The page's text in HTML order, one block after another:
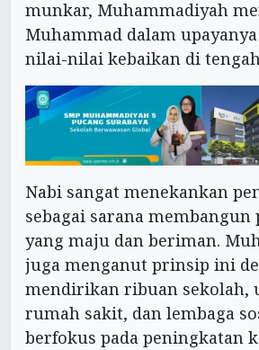
munkar, Muhammadiyah
Muhammad dalam
nilai-nilai kebaikan di
Nabi sangat menekankan
sebagai sarana membangun
yang maju dan beriman.
juga menganut prinsip ini
mendirikan ribuan sekolah,
rumah sakit, dan lembaga
berfokus pada peningkatan